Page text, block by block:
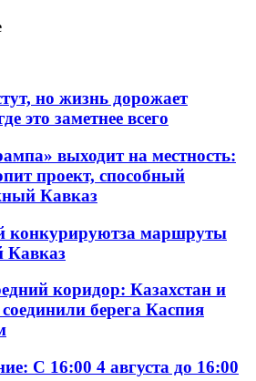
но жизнь дорожает
это заметнее всего
выходит на местность:
проект, способный
Кавказ
маршруты
коридор: Казахстан и
берега Каспия
С 16:00 4 августа до 16:00